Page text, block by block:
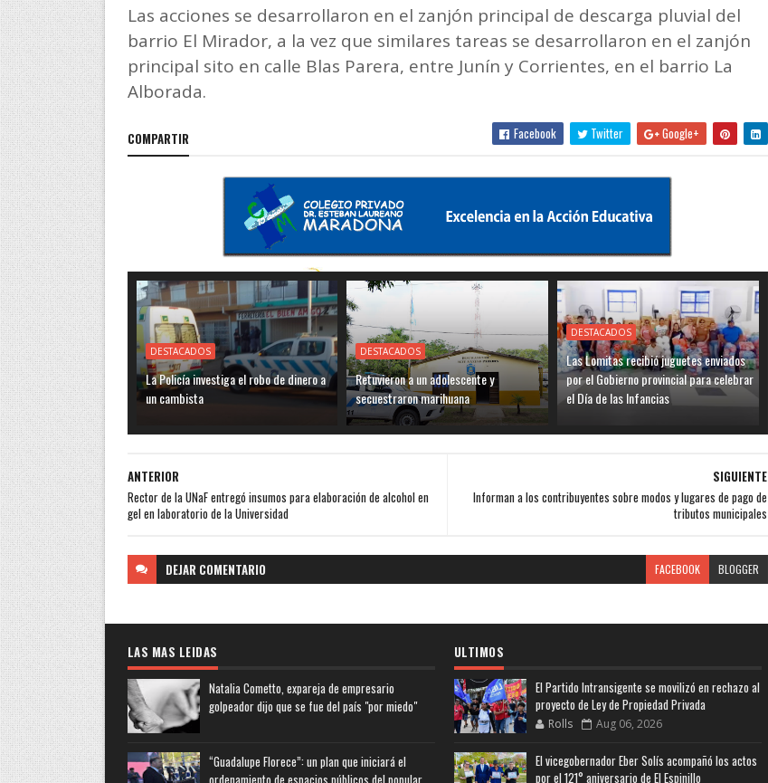
Las acciones se desarrollaron en el zanjón principal de descarga pluvial del
barrio El Mirador, a la vez que similares tareas se desarrollaron en el zanjón
principal sito en calle Blas Parera, entre Junín y Corrientes, en el barrio La
Alborada.
COMPARTIR Facebook Twitter Google+
DESTACADOS
La Policía investiga el robo de dinero a
un cambista
DESTACADOS
Retuvieron a un adolescente y
secuestraron marihuana
DESTACADOS
Las Lomitas recibió juguetes enviados
por el Gobierno provincial para celebrar
el Día de las Infancias
SIGUIENTE
Informan a los contribuyentes sobre modos y lugares de pago de
tributos municipales
ANTERIOR
Rector de la UNaF entregó insumos para elaboración de alcohol en
gel en laboratorio de la Universidad
DEJAR COMENTARIO FACEBOOK BLOGGER
LAS MAS LEIDAS
Natalia Cometto, expareja de empresario
golpeador dijo que se fue del país "por miedo"
“Guadalupe Florece”: un plan que iniciará el
ordenamiento de espacios públicos del popular
ULTIMOS
El Partido Intransigente se movilizó en rechazo al
proyecto de Ley de Propiedad Privada
Rolls Aug 06, 2026
El vicegobernador Eber Solís acompañó los actos
por el 121° aniversario de El Espinillo